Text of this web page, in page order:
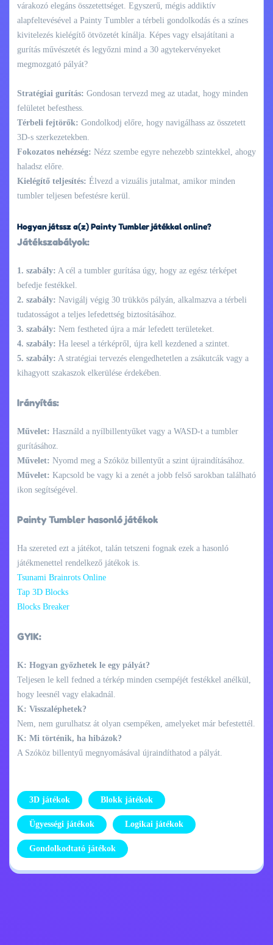
várakozó elegáns összetettséget. Egyszerű, mégis addiktív
alapfeltevésével a Painty Tumbler a térbeli gondolkodás és a színes
kivitelezés kielégítő ötvözetét kínálja. Képes vagy elsajátítani a
gurítás művészetét és legyőzni mind a 30 agytekervényeket
megmozgató pályát?
Stratégiai gurítás: Gondosan tervezd meg az utadat, hogy minden
felületet befesthess.
Térbeli fejtörők: Gondolkodj előre, hogy navigálhass az összetett
3D-s szerkezetekben.
Fokozatos nehézség: Nézz szembe egyre nehezebb szintekkel, ahogy
haladsz előre.
Kielégítő teljesítés: Élvezd a vizuális jutalmat, amikor minden
tumbler teljesen befestésre kerül.
Hogyan játssz a(z) Painty Tumbler játékkal online?
Játékszabályok:
1. szabály: A cél a tumbler gurítása úgy, hogy az egész térképet
befedje festékkel.
2. szabály: Navigálj végig 30 trükkös pályán, alkalmazva a térbeli
tudatosságot a teljes lefedettség biztosításához.
3. szabály: Nem festheted újra a már lefedett területeket.
4. szabály: Ha leesel a térképről, újra kell kezdened a szintet.
5. szabály: A stratégiai tervezés elengedhetetlen a zsákutcák vagy a
kihagyott szakaszok elkerülése érdekében.
Irányítás:
Művelet: Használd a nyílbillentyűket vagy a WASD-t a tumbler
gurításához.
Művelet: Nyomd meg a Szóköz billentyűt a szint újraindításához.
Művelet: Kapcsold be vagy ki a zenét a jobb felső sarokban található
ikon segítségével.
Painty Tumbler hasonló játékok
Ha szereted ezt a játékot, talán tetszeni fognak ezek a hasonló
játékmenettel rendelkező játékok is.
Tsunami Brainrots Online
Tap 3D Blocks
Blocks Breaker
GYIK:
K: Hogyan győzhetek le egy pályát?
Teljesen le kell fedned a térkép minden csempéjét festékkel anélkül,
hogy leesnél vagy elakadnál.
K: Visszaléphetek?
Nem, nem gurulhatsz át olyan csempéken, amelyeket már befestettél.
K: Mi történik, ha hibázok?
A Szóköz billentyű megnyomásával újraindíthatod a pályát.
3D játékok Blokk játékok
Ügyességi játékok Logikai játékok
Gondolkodtató játékok